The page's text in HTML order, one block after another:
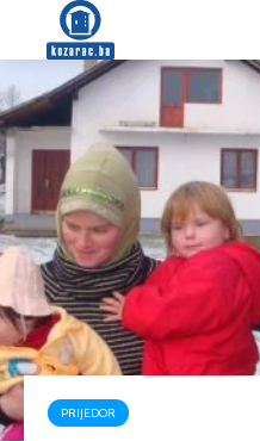
PRIJEDOR